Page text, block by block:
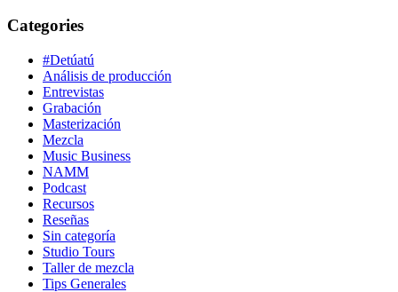
Categories
#Detúatú
Análisis de producción
Entrevistas
Grabación
Masterización
Mezcla
Music Business
NAMM
Podcast
Recursos
Reseñas
Sin categoría
Studio Tours
Taller de mezcla
Tips Generales